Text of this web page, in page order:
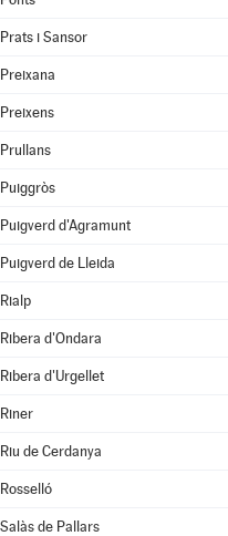
Prats i Sansor
Preixana
Preixens
Prullans
Puiggròs
Puigverd d'Agramunt
Puigverd de Lleida
Rialp
Ribera d'Ondara
Ribera d'Urgellet
Riner
Riu de Cerdanya
Rosselló
Salàs de Pallars